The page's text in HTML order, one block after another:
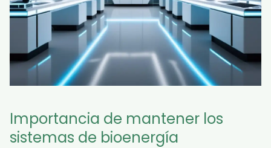
Importancia de mantener los
sistemas de bioenergía